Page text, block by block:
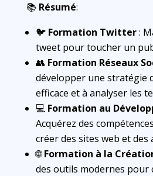
📚 Résumé:
🐦 Formation Twitter:
tweet pour toucher un
👥 Formation Réseaux
développer une stratégie
efficace et à analyser les
💻 Formation au
Acquérez des
créer des sites web et des
🌐Formation à la
des outils modernes pour